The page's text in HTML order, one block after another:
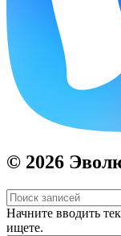
© 2026
Начните вводить
ищете.